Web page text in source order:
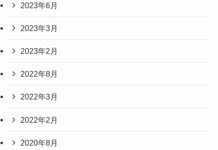
2023年6月
2023年3月
2023年2月
2022年8月
2022年3月
2022年2月
2020年8月